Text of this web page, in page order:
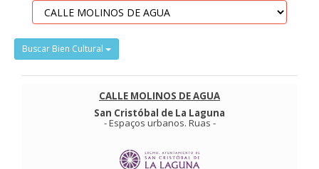
Buscar Bien Cultural
CALLE MOLINOS DE AGUA
San Cristóbal de La Laguna
-Espaços urbanos. Ruas -